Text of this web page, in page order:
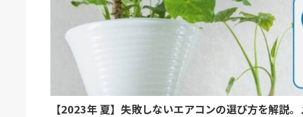
【2023年 夏】失敗しないエアコンの選び方を解説